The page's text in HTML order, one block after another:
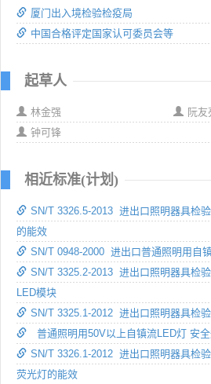
厦门出入境检验检疫局
中国合格评定国家认可委员会等
起草人
林金强
阮友
钟可锋
相近标准(计划)
SN/T 3326.5-2013 进出口照明器具检
的能效
SN/T 0948-2000 进出口普通照明用自
SN/T 3325.2-2013 进出口照明器具检
LED模块
SN/T 3325.1-2012 进出口照明器具检
普通照明用50V以上自镇流LED灯 安全
SN/T 3326.1-2012 进出口照明器具检
荧光灯的能效